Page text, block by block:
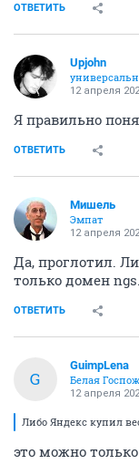
ОТВЕТИТЬ
Upjohn
12 апреля
Я правильно
ОТВЕТИТЬ
Мишель
Эмпат
12 апреля
Да, проглотил.
только домен
ОТВЕТИТЬ
G
GuimpLena
Белая
12 апреля
Либо Яндекс купил
это можно